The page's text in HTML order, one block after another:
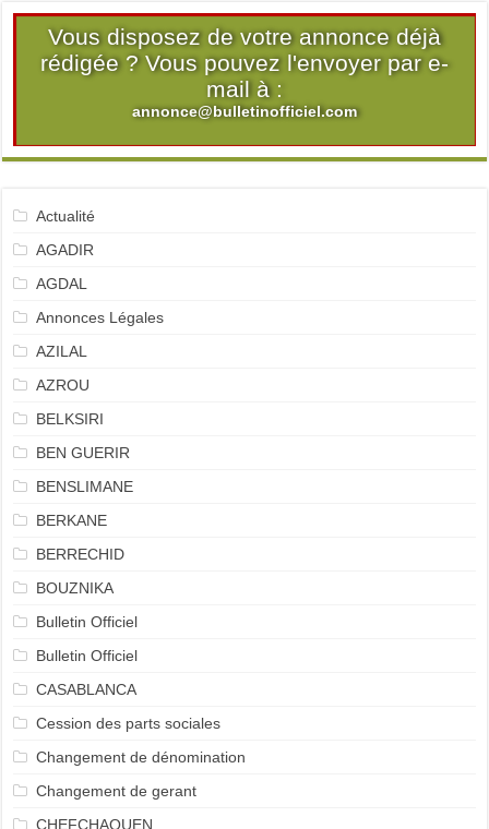
Vous disposez de votre annonce déjà
rédigée ? Vous pouvez l'envoyer par e-
mail à :
annonce@bulletinofficiel.com
Actualité
AGADIR
AGDAL
Annonces Légales
AZILAL
AZROU
BELKSIRI
BEN GUERIR
BENSLIMANE
BERKANE
BERRECHID
BOUZNIKA
Bulletin Officiel
Bulletin Officiel
CASABLANCA
Cession des parts sociales
Changement de dénomination
Changement de gerant
CHEFCHAOUEN